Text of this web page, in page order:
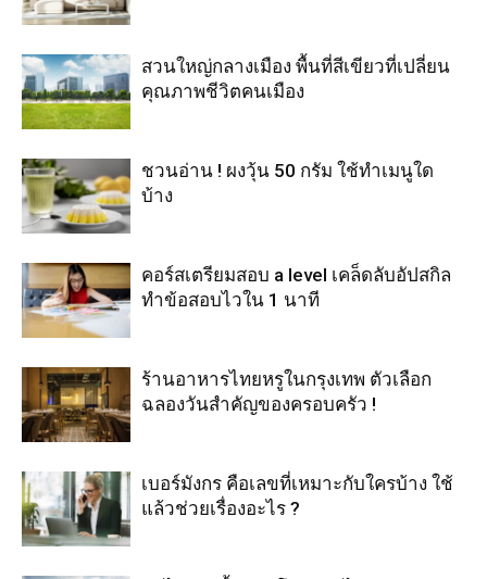
สวนใหญ่กลางเมือง พื้นที่สีเขียวที่เปลี่ยน
คุณภาพชีวิตคนเมือง
ชวนอ่าน ! ผงวุ้น 50 กรัม ใช้ทำเมนูใด
บ้าง
คอร์สเตรียมสอบ a level เคล็ดลับอัปสกิล
ทำข้อสอบไวใน 1 นาที
ร้านอาหารไทยหรูในกรุงเทพ ตัวเลือก
ฉลองวันสำคัญของครอบครัว !
เบอร์มังกร คือเลขที่เหมาะกับใครบ้าง ใช้
แล้วช่วยเรื่องอะไร ?